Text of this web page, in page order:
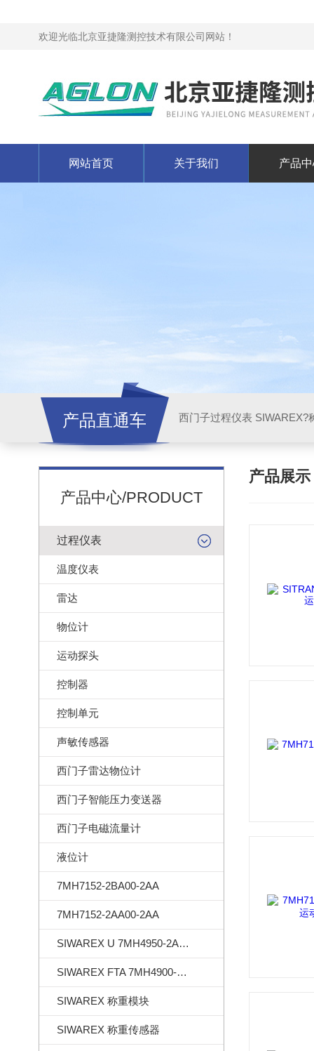
欢迎光临北京亚捷隆测控技术有限公司网站！
网站首页 关于我们 产品
产品直通车 西门子过程仪表 SIWAREX?
产品中心/PRODUCT
过程仪表
温度仪表
雷达
物位计
运动探头
控制器
控制单元
声敏传感器
西门子雷达物位计
西门子智能压力变送器
西门子电磁流量计
液位计
7MH7152-2BA00-2AA
7MH7152-2AA00-2AA
SIWAREX U 7MH4950-2AA01
SIWAREX FTA 7MH4900-2AA01
SIWAREX 称重模块
SIWAREX 称重传感器
产品展示